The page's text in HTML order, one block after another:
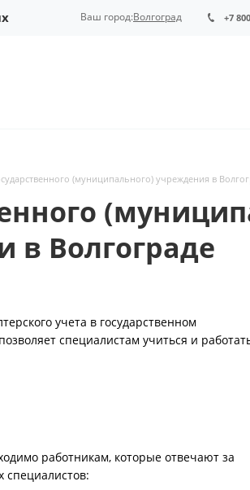
+7
Ваш город:Волгоград
(муниципального) учреждения в
Волгограде
учета в государственном
специалистам учиться и
работникам, которые отвечают за
специалистов: